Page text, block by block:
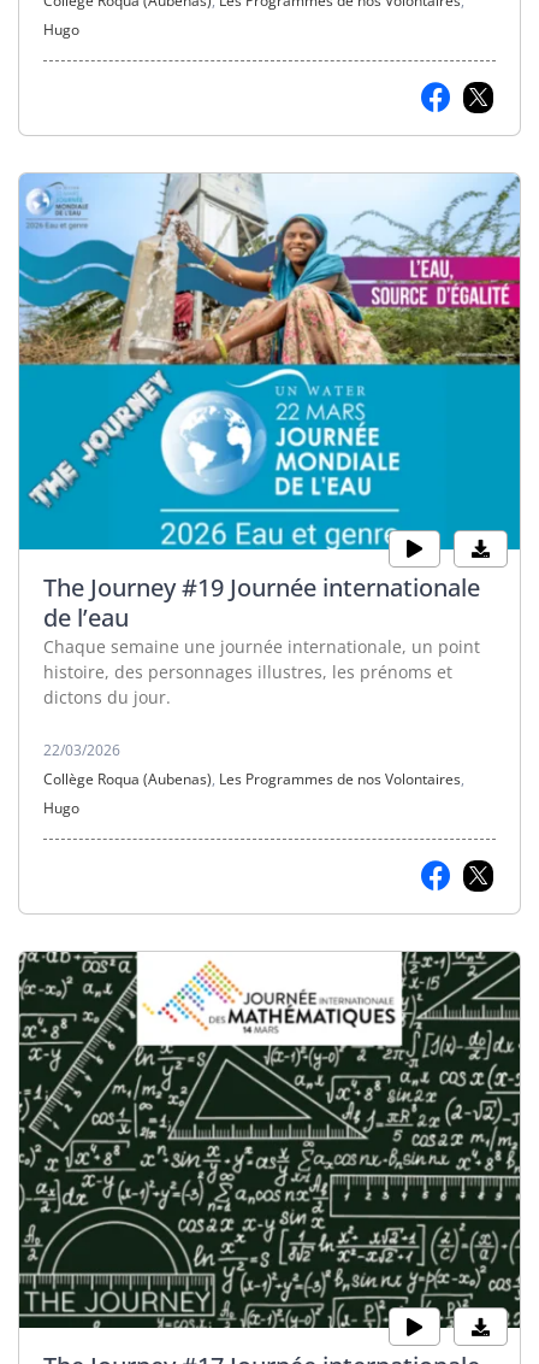
Hugo
The Journey #19 Journée internationale
de l’eau
Chaque semaine une journée internationale, un point
histoire, des personnages illustres, les prénoms et
dictons du jour.
22/03/2026
Collège Roqua (Aubenas), Les Programmes de nos Volontaires,
Hugo